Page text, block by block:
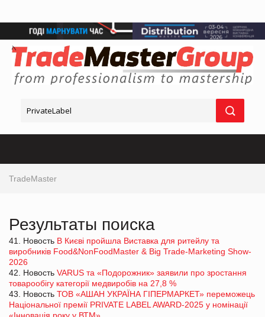
TradeMaster
Результаты поиска
41. Новость В Києві пройшла Виставка для ритейлу та
виробників Food&NonFoodMaster & Big Trade-Marketing Show-
2026
42. Новость VARUS та «Подорожник» заявили про зростання
товарообігу категорії медвиробів на 27,8 %
43. Новость ТОВ «АШАН УКРАЇНА ГІПЕРМАРКЕТ» переможець
Національної премії PRIVATE LABEL AWARD-2025 у номінації
«Інновація року у ВТМ»